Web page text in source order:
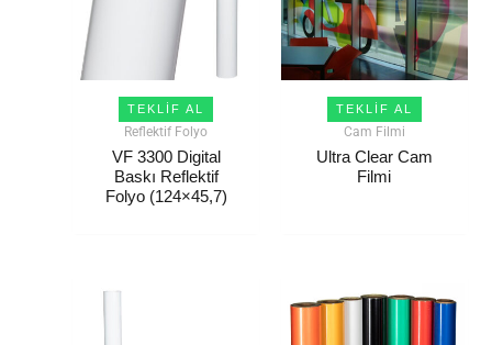
TEKLIF AL
Reflektif Folyo
VF 3300 Digital
Baskı Reflektif
Folyo (124×45,7)
TEKLIF AL
Cam Filmi
Ultra Clear Cam
Filmi